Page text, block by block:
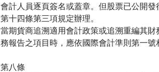
會計人員逐頁簽名或蓋章。但股票已公開
第十四條第三項規定辦理。
當期貨商追溯適用會計政策或追溯重編其
務報告之項目時，應依國際會計準則第一號
第八條